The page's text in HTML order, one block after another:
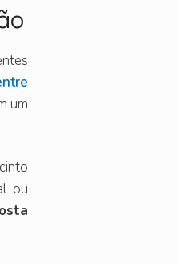
um
ou